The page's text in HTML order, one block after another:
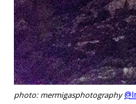
photo: mermigasphotography